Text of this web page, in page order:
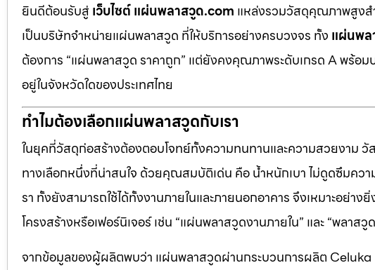
ยินดีต้อนรับสู่เว็บไซต์ แผ่นพลาสวูด.com แหล่งรวมวัสดุคุณภาพสูงส
เป็นบริษัทจำหน่ายแผ่นพลาสวูด ที่ให้บริการอย่างครบวงจร ทั้ง แผ่นพล
ต้องการ “แผ่นพลาสวูด ราคาถูก” แต่ยังคงคุณภาพระดับเกรด A พร้อ
อยู่ในจังหวัดใดของประเทศไทย
ทำไมต้องเลือกแผ่นพลาสวูดกับเรา
ในยุคที่วัสดุก่อสร้างต้องตอบโจทย์ทั้งความทนทานและความสวยงาม วั
ทางเลือกหนึ่งที่น่าสนใจ ด้วยคุณสมบัติเด่น คือ น้ำหนักเบา ไม่ดูดซึมคว
รา ทั้งยังสามารถใช้ได้ทั้งงานภายในและภายนอกอาคาร จึงเหมาะอย่
โครงสร้างหรือเฟอร์นิเจอร์ เช่น “แผ่นพลาสวูดงานภายใน” และ “พลาส
จากข้อมูลของผู้ผลิตพบว่า แผ่นพลาสวูดผ่านกระบวนการผลิต Celuka